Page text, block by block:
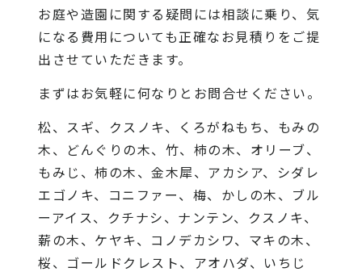
お庭や造園に関する疑問には相談に乗り、気
になる費用についても正確なお見積りをご提
出させていただきます。
まずはお気軽に何なりとお問合せください。
松、スギ、クスノキ、くろがねもち、もみの
木、どんぐりの木、竹、柿の木、オリーブ、
もみじ、柿の木、金木犀、アカシア、シダレ
エゴノキ、コニファー、梅、かしの木、ブル
ーアイス、クチナシ、ナンテン、クスノキ、
薪の木、ケヤキ、コノデカシワ、マキの木、
桜、ゴールドクレスト、アオハダ、いちじ